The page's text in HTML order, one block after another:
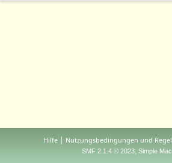
Hilfe | Nutzungsbedingungen und
SMF 2.1.4 © 2023, Simple